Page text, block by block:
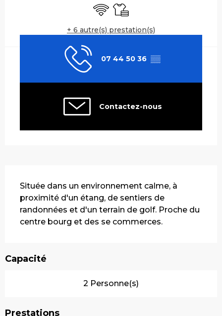
WiFi Draps et linge
+ 6 autre(s) prestation(s)
07 44 50 36 ▒▒
Contactez-nous
Située dans un environnement calme, à
proximité d'un étang, de sentiers de
randonnées et d'un terrain de golf. Proche du
centre bourg et des se commerces.
Capacité
2 Personne(s)
Prestations